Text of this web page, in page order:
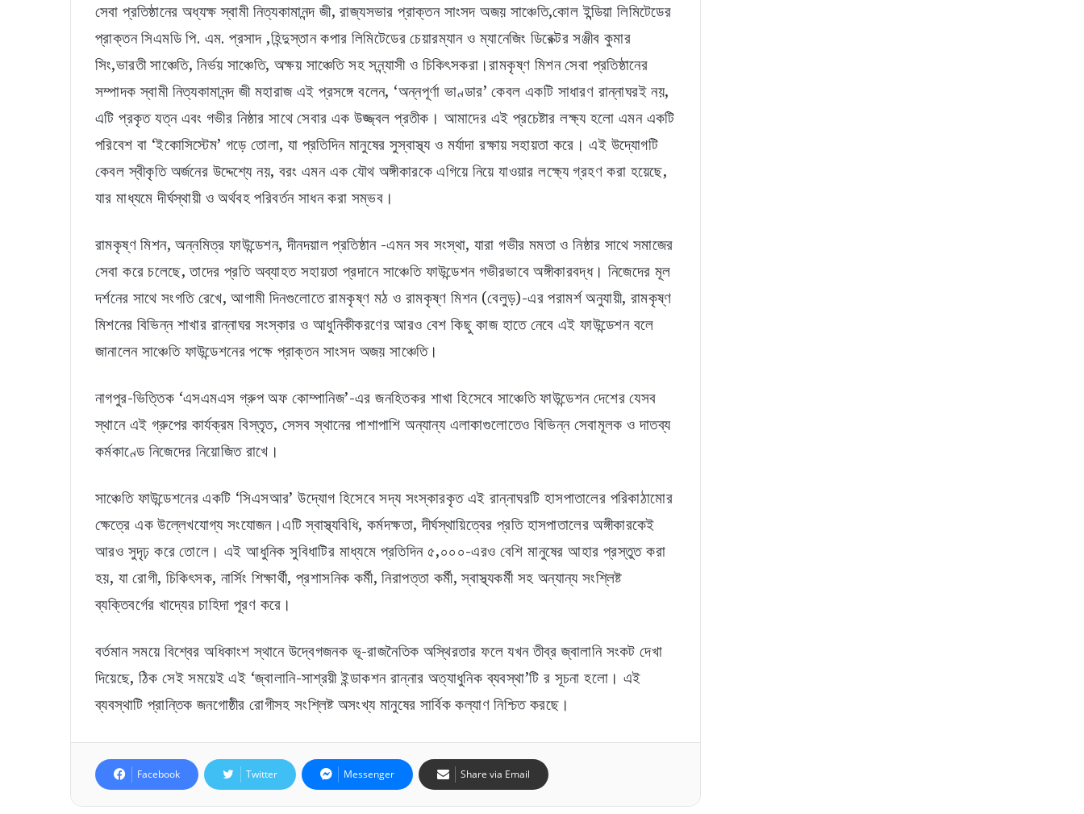
সেবা প্রতিষ্ঠানের অধ্যক্ষ স্বামী নিত্যকামানন্দ জী, রাজ্যসভার প্রাক্তন সাংসদ অজয় সাঞ্চেতি,কোল ইন্ডিয়া লিমিটেডের
প্রাক্তন সিএমডি পি. এম. প্রসাদ ,হিন্দুস্তান কপার লিমিটেডের চেয়ারম্যান ও ম্যানেজিং ডিরেক্টর সঞ্জীব কুমার
সিং,ভারতী সাঞ্চেতি, নির্ভয় সাঞ্চেতি, অক্ষয় সাঞ্চেতি সহ সন্ন্যাসী ও চিকিৎসকরা।রামকৃষ্ণ মিশন সেবা প্রতিষ্ঠানের
সম্পাদক স্বামী নিত্যকামানন্দ জী মহারাজ এই প্রসঙ্গে বলেন, ‘অন্নপূর্ণা ভাণ্ডার’ কেবল একটি সাধারণ রান্নাঘরই নয়,
এটি প্রকৃত যত্ন এবং গভীর নিষ্ঠার সাথে সেবার এক উজ্জ্বল প্রতীক। আমাদের এই প্রচেষ্টার লক্ষ্য হলো এমন একটি
পরিবেশ বা ‘ইকোসিস্টেম’ গড়ে তোলা, যা প্রতিদিন মানুষের সুস্বাস্থ্য ও মর্যাদা রক্ষায় সহায়তা করে। এই উদ্যোগটি
কেবল স্বীকৃতি অর্জনের উদ্দেশ্যে নয়, বরং এমন এক যৌথ অঙ্গীকারকে এগিয়ে নিয়ে যাওয়ার লক্ষ্যে গ্রহণ করা হয়েছে,
যার মাধ্যমে দীর্ঘস্থায়ী ও অর্থবহ পরিবর্তন সাধন করা সম্ভব।
রামকৃষ্ণ মিশন, অন্নমিত্র ফাউন্ডেশন, দীনদয়াল প্রতিষ্ঠান -এমন সব সংস্থা, যারা গভীর মমতা ও নিষ্ঠার সাথে সমাজের
সেবা করে চলেছে, তাদের প্রতি অব্যাহত সহায়তা প্রদানে সাঞ্চেতি ফাউন্ডেশন গভীরভাবে অঙ্গীকারবদ্ধ। নিজেদের মূল
দর্শনের সাথে সংগতি রেখে, আগামী দিনগুলোতে রামকৃষ্ণ মঠ ও রামকৃষ্ণ মিশন (বেলুড়)-এর পরামর্শ অনুযায়ী, রামকৃষ্ণ
মিশনের বিভিন্ন শাখার রান্নাঘর সংস্কার ও আধুনিকীকরণের আরও বেশ কিছু কাজ হাতে নেবে এই ফাউন্ডেশন বলে
জানালেন সাঞ্চেতি ফাউন্ডেশনের পক্ষে প্রাক্তন সাংসদ অজয় সাঞ্চেতি।
নাগপুর-ভিত্তিক ‘এসএমএস গ্রুপ অফ কোম্পানিজ’-এর জনহিতকর শাখা হিসেবে সাঞ্চেতি ফাউন্ডেশন দেশের যেসব
স্থানে এই গ্রুপের কার্যক্রম বিস্তৃত, সেসব স্থানের পাশাপাশি অন্যান্য এলাকাগুলোতেও বিভিন্ন সেবামূলক ও দাতব্য
কর্মকাণ্ডে নিজেদের নিয়োজিত রাখে।
সাঞ্চেতি ফাউন্ডেশনের একটি ‘সিএসআর’ উদ্যোগ হিসেবে সদ্য সংস্কারকৃত এই রান্নাঘরটি হাসপাতালের পরিকাঠামোর
ক্ষেত্রে এক উল্লেখযোগ্য সংযোজন।এটি স্বাস্থ্যবিধি, কর্মদক্ষতা, দীর্ঘস্থায়িত্বের প্রতি হাসপাতালের অঙ্গীকারকেই
আরও সুদৃঢ় করে তোলে। এই আধুনিক সুবিধাটির মাধ্যমে প্রতিদিন ৫,০০০-এরও বেশি মানুষের আহার প্রস্তুত করা
হয়, যা রোগী, চিকিৎসক, নার্সিং শিক্ষার্থী, প্রশাসনিক কর্মী, নিরাপত্তা কর্মী, স্বাস্থ্যকর্মী সহ অন্যান্য সংশ্লিষ্ট
ব্যক্তিবর্গের খাদ্যের চাহিদা পূরণ করে।
বর্তমান সময়ে বিশ্বের অধিকাংশ স্থানে উদ্বেগজনক ভূ-রাজনৈতিক অস্থিরতার ফলে যখন তীব্র জ্বালানি সংকট দেখা
দিয়েছে, ঠিক সেই সময়েই এই ‘জ্বালানি-সাশ্রয়ী ইন্ডাকশন রান্নার অত্যাধুনিক ব্যবস্থা’টি র সূচনা হলো। এই
ব্যবস্থাটি প্রান্তিক জনগোষ্ঠীর রোগীসহ সংশ্লিষ্ট অসংখ্য মানুষের সার্বিক কল্যাণ নিশ্চিত করছে।
Facebook Twitter Messenger Share via Email